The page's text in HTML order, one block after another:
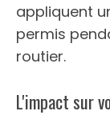
appliquent
permis
routier.
L'impact sur